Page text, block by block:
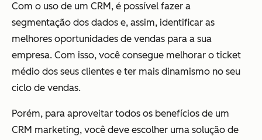
Com o uso de um CRM, é possível fazer a
segmentação dos dados e, assim, identificar as
melhores oportunidades de vendas para a sua
empresa. Com isso, você consegue melhorar o ticket
médio dos seus clientes e ter mais dinamismo no seu
ciclo de vendas.
Porém, para aproveitar todos os benefícios de um
CRM marketing, você deve escolher uma solução de